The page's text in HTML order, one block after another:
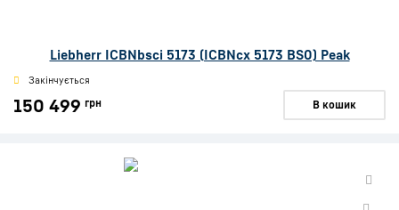
Liebherr ICBNbsci 5173 (ICBNcx 5173 BS0) Peak
Закінчується
150 499 грн В кошик